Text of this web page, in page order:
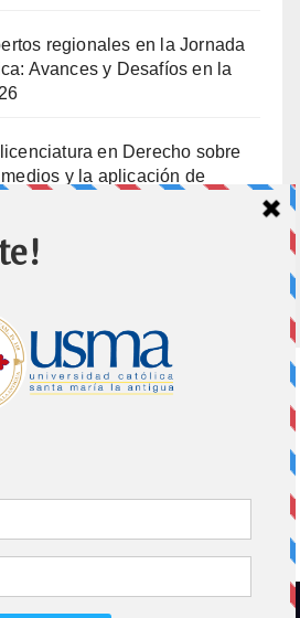
regionales en la Jornada
Avances y Desafíos en la
en Derecho sobre
y la aplicación de